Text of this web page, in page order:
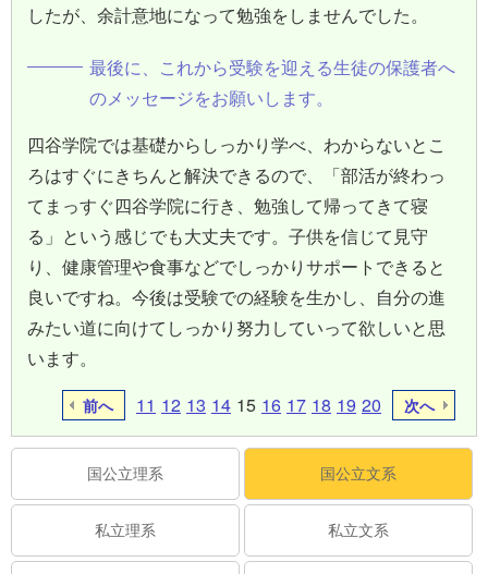
したが、余計意地になって勉強をしませんでした。
最後に、これから受験を迎える生徒の保護者へ
のメッセージをお願いします。
四谷学院では基礎からしっかり学べ、わからないとこ
ろはすぐにきちんと解決できるので、「部活が終わっ
てまっすぐ四谷学院に行き、勉強して帰ってきて寝
る」という感じでも大丈夫です。子供を信じて見守
り、健康管理や食事などでしっかりサポートできると
良いですね。今後は受験での経験を生かし、自分の進
みたい道に向けてしっかり努力していって欲しいと思
います。
前へ 11 12 13 14 15 16 17 18 19 20 次へ
国公立理系 国公立文系
私立理系 私立文系